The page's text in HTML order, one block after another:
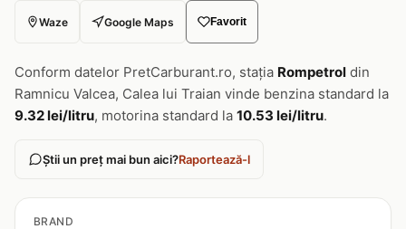
Waze Google Maps Favorit
Conform datelor PretCarburant.ro, stația Rompetrol din
Ramnicu Valcea, Calea lui Traian vinde benzina standard la
9.32 lei/litru, motorina standard la 10.53 lei/litru.
Știi un preț mai bun aici?Raportează-l
BRAND